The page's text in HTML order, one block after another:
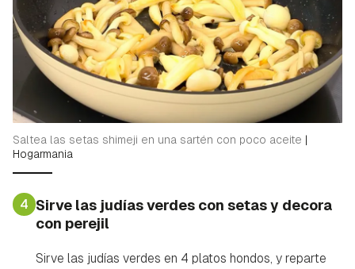
Saltea las setas shimeji en una sartén con poco aceite |
Hogarmania
4 Sirve las judías verdes con setas y decora
con perejil
Sirve las judías verdes en 4 platos hondos, y reparte